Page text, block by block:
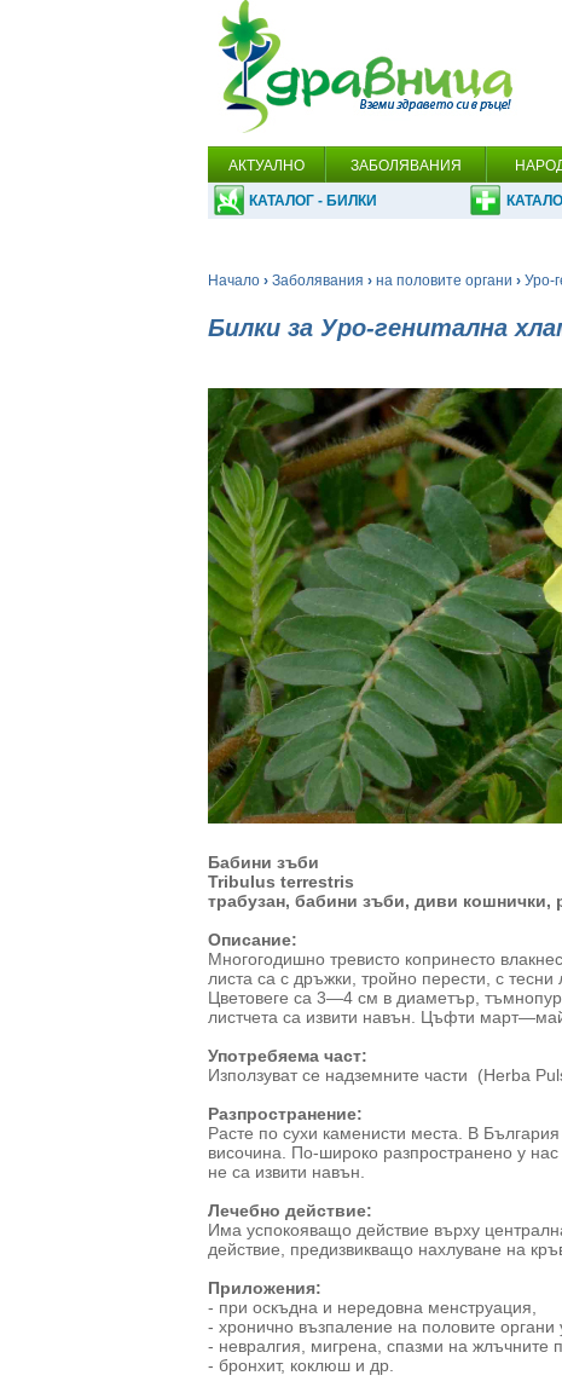
АКТУАЛНО ЗАБОЛЯВАНИЯ
КАТАЛОГ - БИЛКИ
Начало › Заболявания › на половите органи › Уро-
Билки за Уро-генитална
Бабини зъби
Tribulus terrestris
трабузан, бабини зъби, диви кошнички,
Описание:
Многогодишно тревисто копринесто
листа са с дръжки, тройно перести, с
Цветовеге са 3—4 см в диаметър,
листчета са извити навън. Цъфти
Употребяема част:
Използуват се надземните части (Herba
Разпространение:
Расте по сухи каменисти места. В
височина. По-широко разпространено у нас
не са извити навън.
Лечебно действие:
Има успокояващо действие върху
действие, предизвикващо нахлуване на
Приложения:
- при оскъдна и нередовна менструация,
- хронично възпаление на половите органи
- невралгия, мигрена, спазми на жлъчните
- бронхит, коклюш и др.